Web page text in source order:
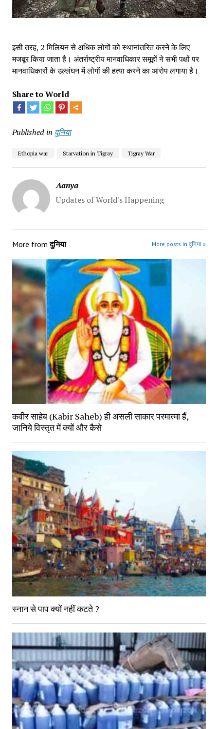
इसी तरह, 2 मिलियन से अधिक लोगों को स्थानांतरित करने के लिए
मजबूर किया जाता है। अंतर्राष्ट्रीय मानवाधिकार समूहों ने सभी पक्षों पर
मानवाधिकारों के उल्लंघन में लोगों की हत्या करने का आरोप लगाया है।
Share to World
Published in दुनिया
Ethopia war Starvation in Tigray Tigray War
Aanya
Updates of World's Happening
More fromदुनिया More posts in दुनिया »
कवीर साहेब (Kabir Saheb) ही असली साकार परमात्मा हैं,
जानिये विस्तृत में क्यों और कैसे
स्नान से पाप क्यों नहीं कटते ?